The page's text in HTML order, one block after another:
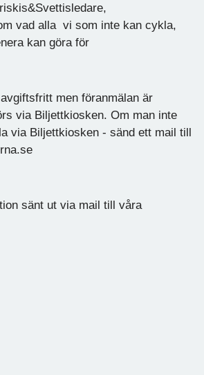
vad alla vi som inte kan cykla,
kan göra för
men föranmälan är
via Biljettkiosken. Om man inte
via Biljettkiosken - sänd ett mail till
sänt ut via mail till våra